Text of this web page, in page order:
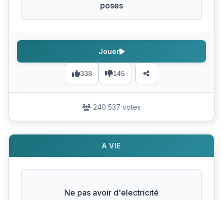
poses
338 145
Jouer
240 537 votes
A VIE
Ne pas avoir d'electricité